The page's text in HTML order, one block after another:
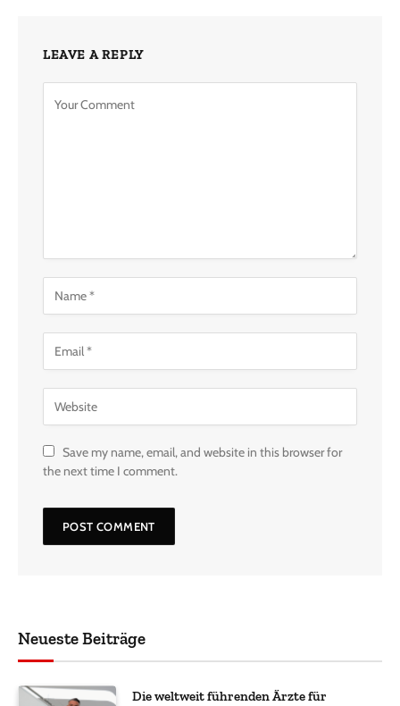
LEAVE A REPLY
Save my name, email, and website in this browser for
the next time I comment.
Neueste Beiträge
Die weltweit führenden Ärzte für